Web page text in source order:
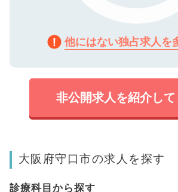
他にはない独占求人を
非公開求人を紹介して
大阪府守口市の求人を探す
診療科目から探す